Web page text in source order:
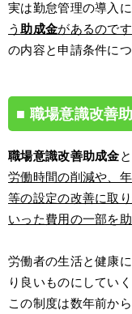
実は勤怠管理の導入に
う助成金があるのです
の内容と申請条件に
職場意識改善
職場意識改善助成金
労働時間の削減や、
等の設定の改善に取
いった費用の一部を
労働者の生活と健康
り良いものにしてい
この制度は数年前か